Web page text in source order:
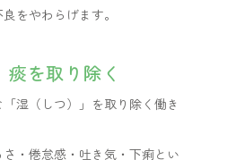
をやわらげます。
を取り除く
湿（しつ）」を取り除く働き
・倦怠感・吐き気・下痢とい